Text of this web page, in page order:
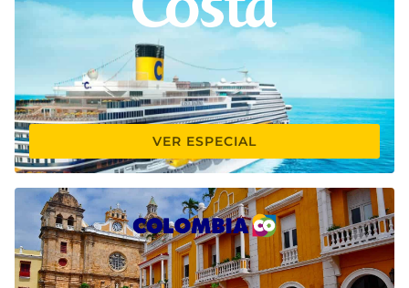
VER ESPECIAL